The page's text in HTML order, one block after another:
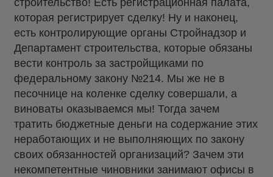
строительство! Есть регистрационная палата,
которая регистрирует сделку! Ну и наконец,
есть контролирующие органы Стройнадзор и
Департамент строительства, которые обязаны
вести контроль за застройщиками по
федеральному закону №214. Мы же не в
песочнице на коленке сделку совершали, а
виноваты оказываемся мы! Тогда зачем
тратить бюджетные деньги на содержание этих
неработающих и не выполняющих по закону
своих обязанностей организаций? Зачем эти
некомпетентные чиновники занимают офисы в